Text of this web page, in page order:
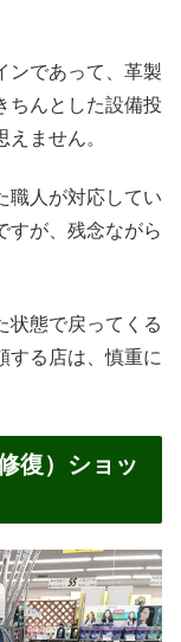
ンであって、革製
ちんとした設備投
ません。
職人が対応してい
すが、残念ながら
状態で戻ってくる
する店は、慎重に
復）ショッ